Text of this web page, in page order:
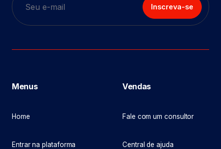
Inscreva-se
Menus
Home
Entrar na plataforma
Vendas
Fale com um consultor
Central de ajuda